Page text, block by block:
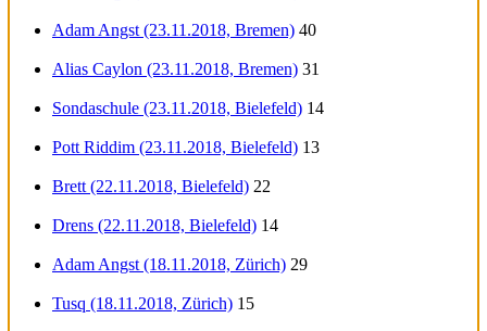
Adam Angst (23.11.2018, Bremen) 40
Alias Caylon (23.11.2018, Bremen) 31
Sondaschule (23.11.2018, Bielefeld) 14
Pott Riddim (23.11.2018, Bielefeld) 13
Brett (22.11.2018, Bielefeld) 22
Drens (22.11.2018, Bielefeld) 14
Adam Angst (18.11.2018, Zürich) 29
Tusq (18.11.2018, Zürich) 15